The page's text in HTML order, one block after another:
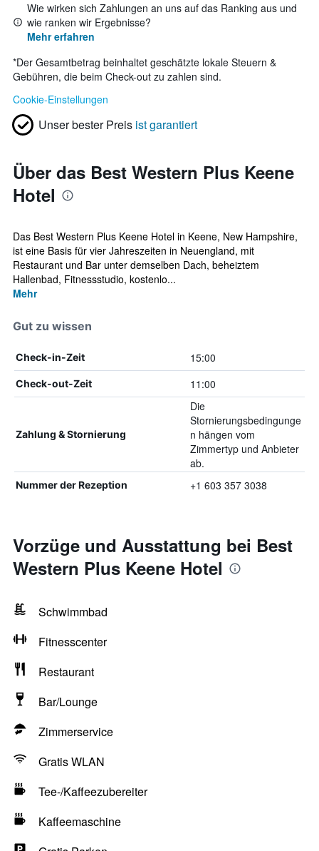
Wie wirken sich Zahlungen an uns auf das Ranking aus und
wie ranken wir Ergebnisse?
Mehr erfahren
*Der Gesamtbetrag beinhaltet geschätzte lokale Steuern &
Gebühren, die beim Check-out zu zahlen sind.
Cookie-Einstellungen
Unser bester Preis ist garantiert
Über das Best Western Plus Keene
Hotel
Das Best Western Plus Keene Hotel in Keene, New Hampshire,
ist eine Basis für vier Jahreszeiten in Neuengland, mit
Restaurant und Bar unter demselben Dach, beheiztem
Hallenbad, Fitnessstudio, kostenlo...
Mehr
Gut zu wissen
Check-in-Zeit 15:00
Check-out-Zeit 11:00
Zahlung & Stornierung
Die
Stornierungsbedingunge
n hängen vom
Zimmertyp und Anbieter
ab.
Nummer der Rezeption +1 603 357 3038
Vorzüge und Ausstattung bei Best
Western Plus Keene Hotel
Schwimmbad
Fitnesscenter
Restaurant
Bar/Lounge
Zimmerservice
Gratis WLAN
Tee-/Kaffeezubereiter
Kaffeemaschine